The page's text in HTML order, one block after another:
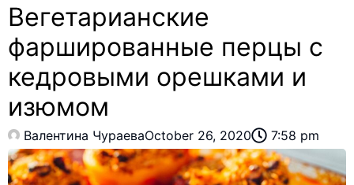
Вегетарианские
фаршированные перцы с
кедровыми орешками и
изюмом
Валентина ЧураеваOctober 26, 2020 7:58 pm